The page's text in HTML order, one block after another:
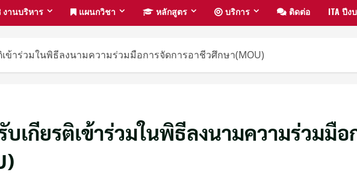
งานบริหาร แผนกวิชา หลักสูตร บริการ ติดต่อ ITA ปี
เข้าร่วมในพิธีลงนามความร่วมมือการจัดการอาชีวศึกษา(MOU)
เกียรติเข้าร่วมในพิธีลงนามความร่วมมือ